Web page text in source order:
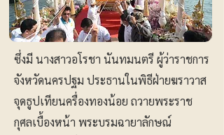
ซึ่งมี นางสาวอโรชา นันทมนตรี ผู้ว่าราชการ
จังหวัดนครปฐม ประธานในพิธีฝ่ายฆราวาส
จุดธูปเทียนครื่องทองน้อย ถวายพระราช
กุศลเบื้องหน้า พระบรมฉายาลักษณ์